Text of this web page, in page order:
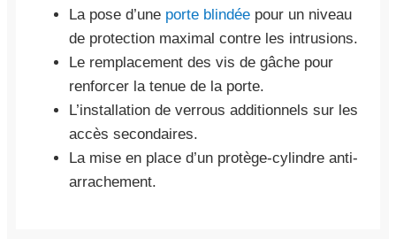
La pose d’une porte blindée pour un niveau
de protection maximal contre les intrusions.
Le remplacement des vis de gâche pour
renforcer la tenue de la porte.
L’installation de verrous additionnels sur les
accès secondaires.
La mise en place d’un protège-cylindre anti-
arrachement.